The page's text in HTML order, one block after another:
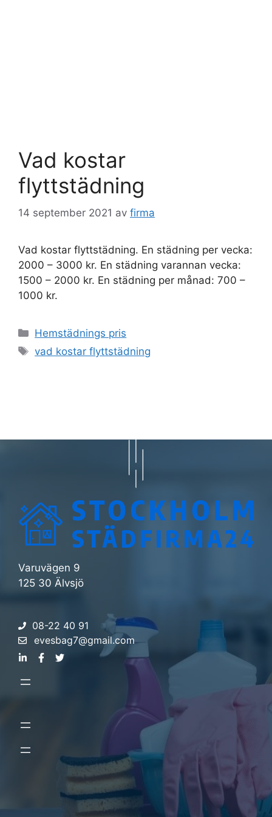
Vad kostar
flyttstädning
14 september 2021 av firma
Vad kostar flyttstädning. En städning per vecka:
2000 – 3000 kr. En städning varannan vecka:
1500 – 2000 kr. En städning per månad: 700 –
1000 kr.
Kategorier
Hemstädnings pris
Etiketter
vad kostar flyttstädning
Varuvägen 9
125 30 Älvsjö
08-22 40 91
evesbag7@gmail.com